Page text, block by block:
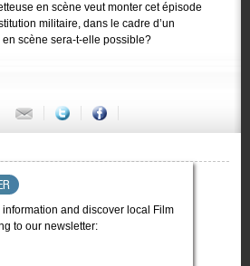
en scène veut monter cet épisode
militaire, dans le cadre d’un
scène sera-t-elle possible?
and discover local Film
to our newsletter: